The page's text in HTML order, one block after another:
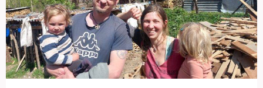
Ruhe
&
Chaos
voneinander
lernen